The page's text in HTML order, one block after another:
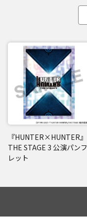
『HUNTER×HUNTER』
THE STAGE 3 公演パンフ
レット